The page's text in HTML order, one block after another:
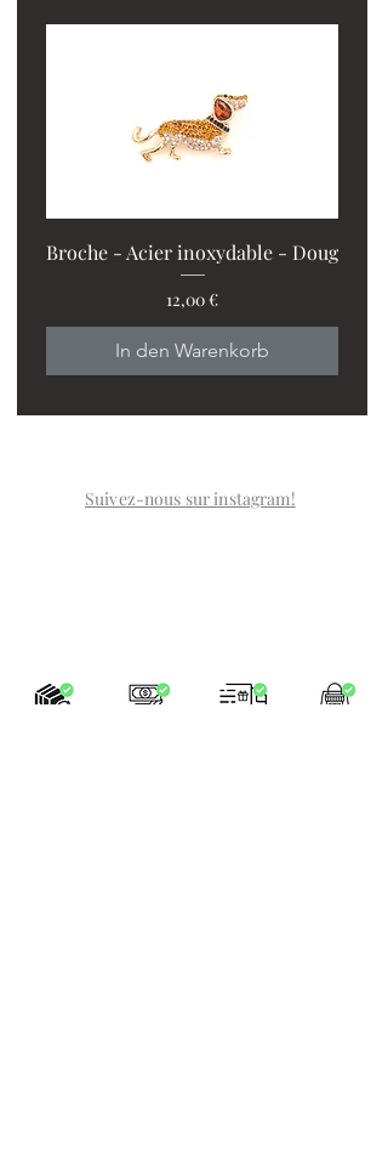
Broche - Acier inoxydable - Doug
Preis
12,00 €
In den Warenkorb
Suivez-nous sur instagram!